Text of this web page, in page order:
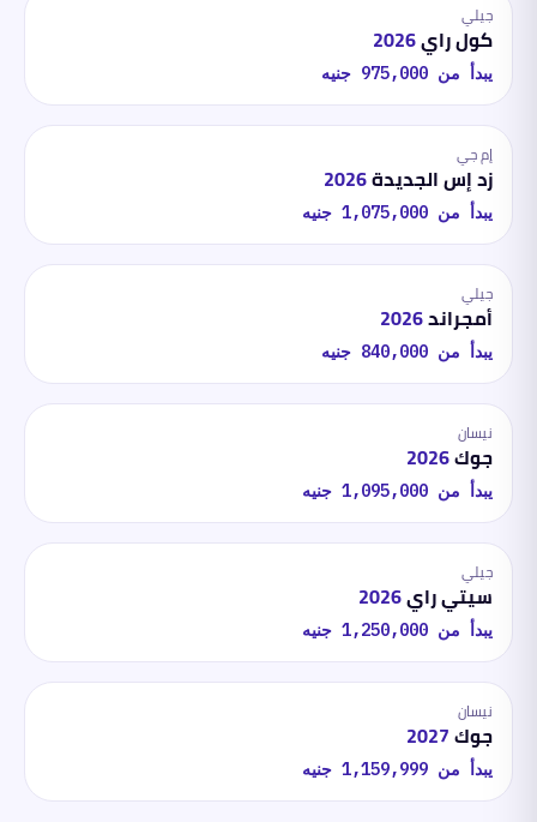
جيلي
كول راي2026
يبدأ من 975,000 جنيه
إم جي
زد إس الجديدة2026
يبدأ من 1,075,000 جنيه
جيلي
أمجراند2026
يبدأ من 840,000 جنيه
نيسان
جوك2026
يبدأ من 1,095,000 جنيه
جيلي
سيتي راي2026
يبدأ من 1,250,000 جنيه
نيسان
جوك2027
يبدأ من 1,159,999 جنيه